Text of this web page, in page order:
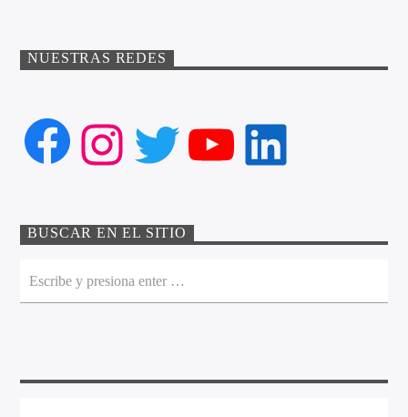
NUESTRAS REDES
Facebook
Instagram
Twitter
YouTube
LinkedIn
BUSCAR EN EL SITIO